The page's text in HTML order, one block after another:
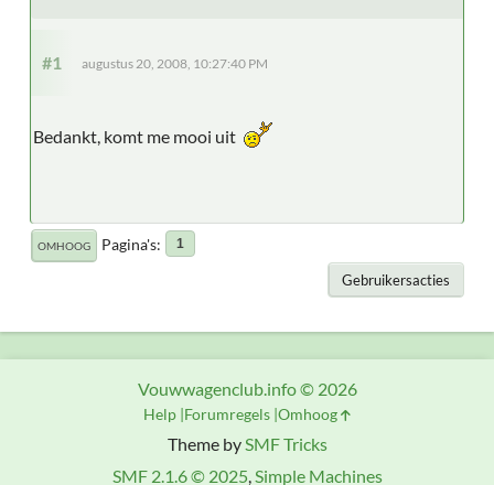
#1 augustus 20, 2008, 10:27:40 PM
Bedankt, komt me mooi uit
OMHOOG Pagina's 1
Gebruikersacties
Theme bySMF Tricks
SMF 2.1.6 © 2025,Simple Machines
Vouwwagenclub.info © 2026
Help Forumregels Omhoog